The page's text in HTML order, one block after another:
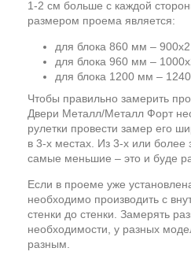
1-2 см больше с каждой
размером проема является:
для блока 860 мм –
для блока 960 мм –
для блока 1200 мм –
Чтобы правильно замерить
Двери Металл/Металл Форт
рулетки провести замер его
в 3-х местах. Из 3-х или более
самые меньшие – это и буде
Если в проеме уже
необходимо производить с
стенки до стенки. Замерять
необходимости, у разных
разным.